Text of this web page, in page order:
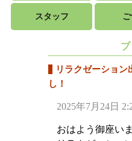
スタッフ
リラクゼーション
し！
2025年7月24日
おはよう御座い